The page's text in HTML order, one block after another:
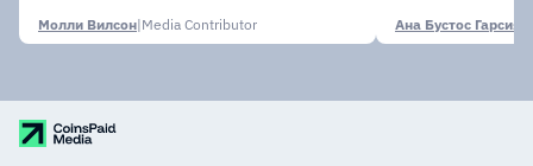
Молли Вилсон|Media Contributor Ана Бустос Гарсия